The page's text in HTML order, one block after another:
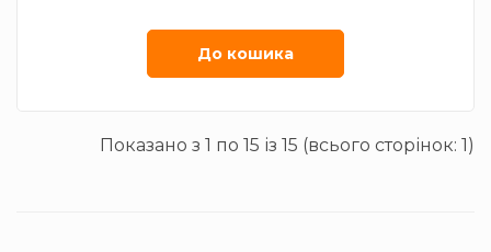
До кошика
Показано з 1 по 15 із 15 (всього сторінок: 1)